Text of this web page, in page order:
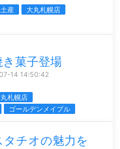
産
大丸札幌店
き菓子登場
14 14:50:42
札幌店
ゴールデンメイプル
タチオの魅力を